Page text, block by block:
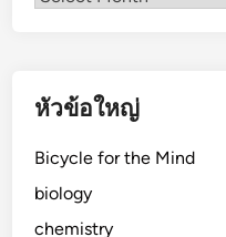
หัวข้อใหญ่
Bicycle for the Mind
biology
chemistry